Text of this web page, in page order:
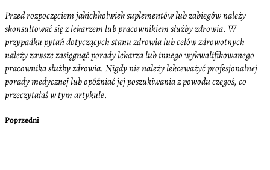
Przed rozpoczęciem jakichkolwiek suplementów lub zabiegów należy
skonsultować się z lekarzem lub pracownikiem służby zdrowia. W
przypadku pytań dotyczących stanu zdrowia lub celów zdrowotnych
należy zawsze zasięgnąć porady lekarza lub innego wykwalifikowanego
pracownika służby zdrowia. Nigdy nie należy lekceważyć profesjonalnej
porady medycznej lub opóźniać jej poszukiwania z powodu czegoś, co
przeczytałaś w tym artykule.
Poprzedni